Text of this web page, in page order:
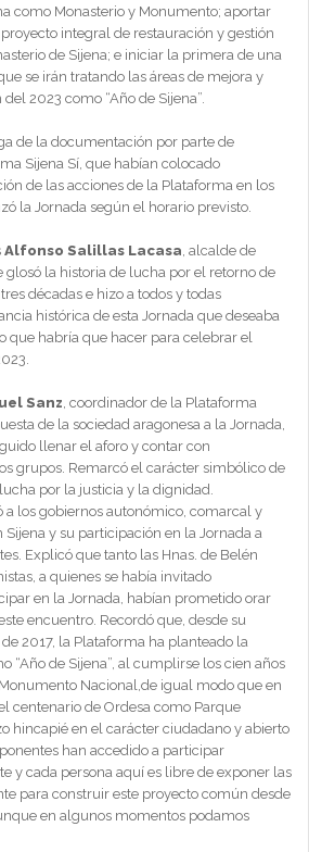
como Monasterio y Monumento; aportar
integral de restauración y gestión
de Sijena; e iniciar la primera de una
se irán tratando las áreas de mejora y
2023 como “Año de Sijena”.
de la documentación por parte de
Sijena Sí, que habían colocado
de las acciones de la Plataforma en los
la Jornada según el horario previsto.
Alfonso Salillas Lacasa, alcalde de
glosó la historia de lucha por el retorno de
décadas e hizo a todos y todas
histórica de esta Jornada que deseaba
que habría que hacer para celebrar el
Sanz, coordinador de la Plataforma
de la sociedad aragonesa a la Jornada,
llenar el aforo y contar con
grupos. Remarcó el carácter simbólico de
por la justicia y la dignidad.
a los gobiernos autonómico, comarcal y
y su participación en la Jornada a
Explicó que tanto las Hnas. de Belén
a quienes se había invitado
en la Jornada, habían prometido orar
encuentro. Recordó que, desde su
2017, la Plataforma ha planteado la
“Año de Sijena”, al cumplirse los cien años
Nacional,de igual modo que en
centenario de Ordesa como Parque
hincapié en el carácter ciudadano y abierto
han accedido a participar
y cada persona aquí es libre de exponer las
para construir este proyecto común desde
en algunos momentos podamos